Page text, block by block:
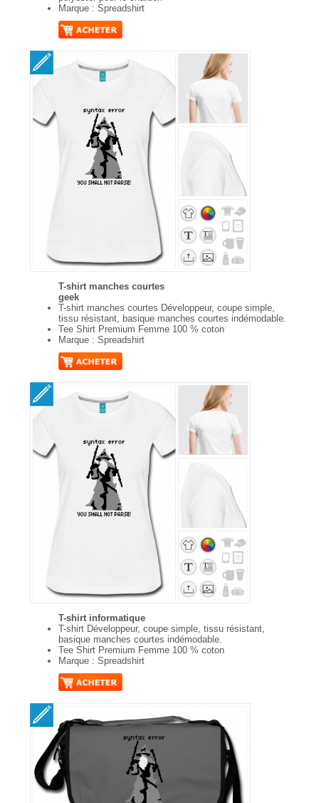
Marque : Spreadshirt
T-shirt manches courtes
geek
T-shirt manches courtes Développeur, coupe simple,
tissu résistant, basique manches courtes indémodable.
Tee Shirt Premium Femme 100 % coton
Marque : Spreadshirt
T-shirt informatique
T-shirt Développeur, coupe simple, tissu résistant,
basique manches courtes indémodable.
Tee Shirt Premium Femme 100 % coton
Marque : Spreadshirt